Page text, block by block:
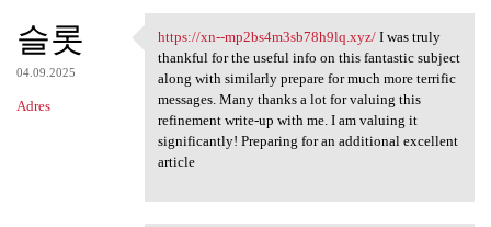
슬롯
04.09.2025
Adres
https://xn--mp2bs4m3sb78h9lq
https://xn--mp2bs4m3sb78h9lq.xyz/I was truly
thankful for the useful info on this fantastic subject
along with similarly prepare for much more terrific
messages. Many thanks a lot for valuing this
refinement write-up with me. I am valuing it
significantly! Preparing for an additional excellent
article